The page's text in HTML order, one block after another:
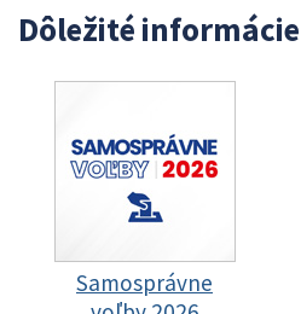
Dôležité informácie
Samosprávne